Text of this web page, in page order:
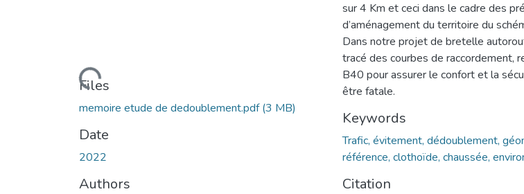
Loading...
Files
memoire etude de dedoublement.pdf(3 MB)
Date
2022
Authors
sur 4 Km et ceci dans le cadre des
d’aménagement du territoire du
Dans notre projet de bretelle
tracé des courbes de raccordement,
B40 pour assurer le confort et la
être fatale.
Keywords
Trafic, évitement, dédoublement,
référence, clothoïde, chaussée,
Citation